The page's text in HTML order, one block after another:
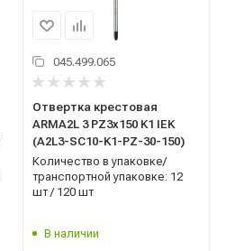
045.499.065
Отвертка крестовая
ARMA2L 3 PZ3х150 K1 IEK
(A2L3-SC10-K1-PZ-30-150)
Количество в упаковке/
транспортной упаковке: 12
шт / 120 шт
В наличии